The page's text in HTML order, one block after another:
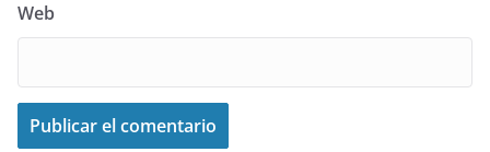
Web